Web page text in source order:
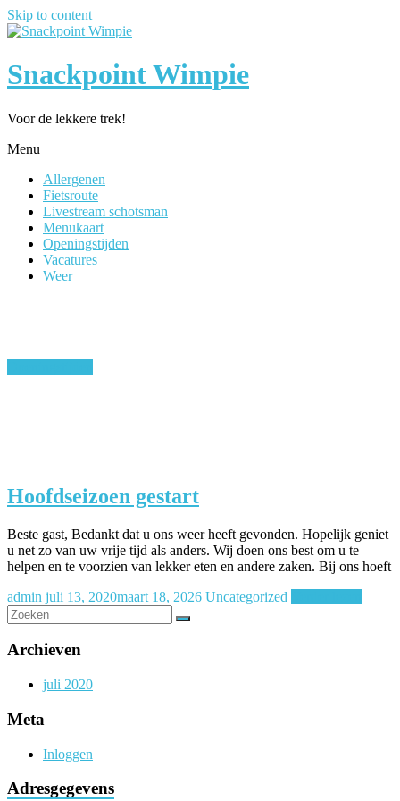
Skip to content
Snackpoint Wimpie
Voor de lekkere trek!
Menu
Allergenen
Fietsroute
Livestream schotsman
Menukaart
Openingstijden
Vacatures
Weer
Hoofdseizoen gestart
Beste gast, Bedankt dat u ons weer heeft gevonden. Hopelijk geniet
u net zo van uw vrije tijd als anders. Wij doen ons best om u te
helpen en te voorzien van lekker eten en andere zaken. Bij ons hoeft
admin juli 13, 2020maart 18, 2026 Uncategorized
Archieven
juli 2020
Meta
Inloggen
Adresgegevens